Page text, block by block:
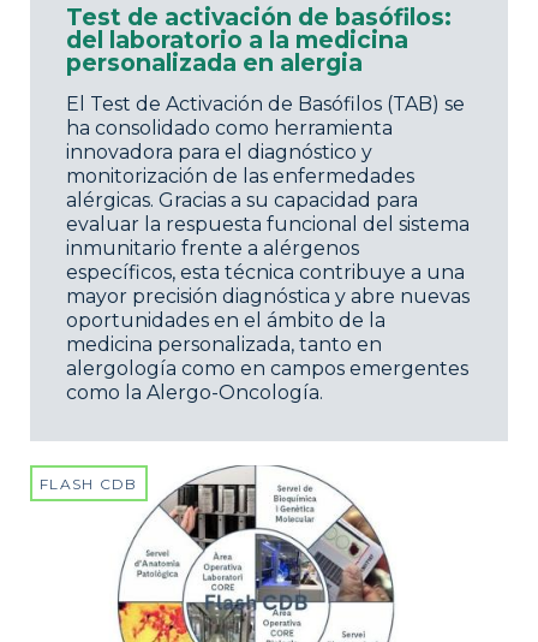
Test de activación de basófilos:
del laboratorio a la medicina
personalizada en alergia
El Test de Activación de Basófilos (TAB) se
ha consolidado como herramienta
innovadora para el diagnóstico y
monitorización de las enfermedades
alérgicas. Gracias a su capacidad para
evaluar la respuesta funcional del sistema
inmunitario frente a alérgenos
específicos, esta técnica contribuye a una
mayor precisión diagnóstica y abre nuevas
oportunidades en el ámbito de la
medicina personalizada, tanto en
alergología como en campos emergentes
como la Alergo-Oncología.
FLASH CDB